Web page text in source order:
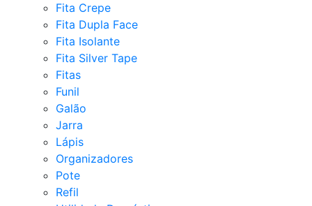
Fita Crepe
Fita Dupla Face
Fita Isolante
Fita Silver Tape
Fitas
Funil
Galão
Jarra
Lápis
Organizadores
Pote
Refil